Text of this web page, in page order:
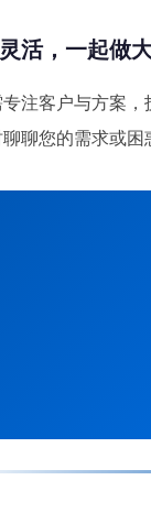
活，一起做
注客户与方案
聊您的需求或困